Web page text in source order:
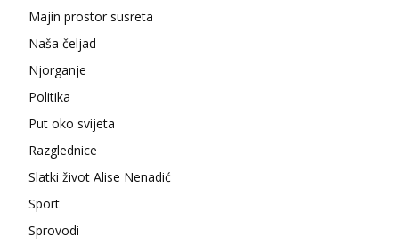
Majin prostor susreta
Naša čeljad
Njorganje
Politika
Put oko svijeta
Razglednice
Slatki život Alise Nenadić
Sport
Sprovodi